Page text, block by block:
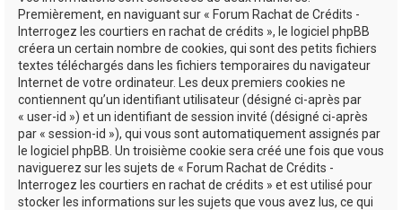
Premièrement, en naviguant sur « Forum Rachat de Crédits -
Interrogez les courtiers en rachat de crédits », le logiciel phpBB
créera un certain nombre de cookies, qui sont des petits fichiers
textes téléchargés dans les fichiers temporaires du navigateur
Internet de votre ordinateur. Les deux premiers cookies ne
contiennent qu’un identifiant utilisateur (désigné ci-après par
« user-id ») et un identifiant de session invité (désigné ci-après
par « session-id »), qui vous sont automatiquement assignés par
le logiciel phpBB. Un troisième cookie sera créé une fois que vous
naviguerez sur les sujets de « Forum Rachat de Crédits -
Interrogez les courtiers en rachat de crédits » et est utilisé pour
stocker les informations sur les sujets que vous avez lus, ce qui